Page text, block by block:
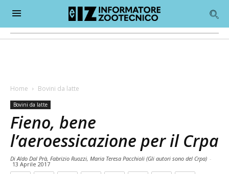
Home Bovini da latte
Bovini da latte
Fieno, bene
l’aeroessicazione per il Crpa
Di Aldo Dal Prà, Fabrizio Ruozzi, Maria Teresa Pacchioli (Gli autori sono del Crpa) -
13 Aprile 2017